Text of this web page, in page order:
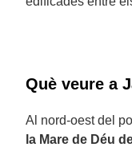
Què veure a
Al nord-oest del
la Mare de Déu